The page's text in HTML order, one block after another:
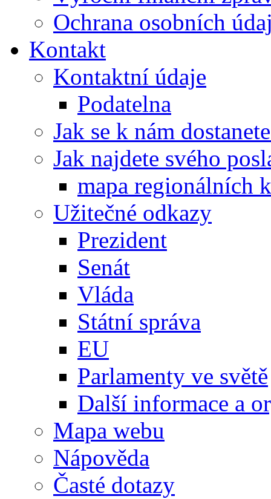
Ochrana osobních
Kontakt
Kontaktní údaje
Podatelna
Jak se k nám
Jak najdete svého
mapa regionálních
Užitečné odkazy
Prezident
Senát
Vláda
Státní správa
EU
Parlamenty ve světě
Další informace a
Mapa webu
Nápověda
Časté dotazy